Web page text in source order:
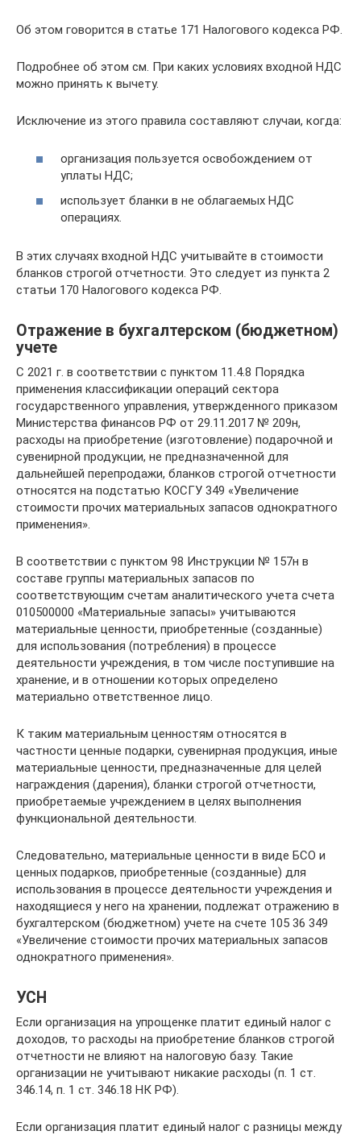
Об этом говорится в статье 171 Налогового кодекса РФ.
Подробнее об этом см. При каких условиях входной НДС
можно принять к вычету.
Исключение из этого правила составляют случаи, когда:
организация пользуется освобождением от
уплаты НДС;
использует бланки в не облагаемых НДС
операциях.
В этих случаях входной НДС учитывайте в стоимости
бланков строгой отчетности. Это следует из пункта 2
статьи 170 Налогового кодекса РФ.
Отражение в бухгалтерском (бюджетном)
учете
С 2021 г. в соответствии с пунктом 11.4.8 Порядка
применения классификации операций сектора
государственного управления, утвержденного приказом
Министерства финансов РФ от 29.11.2017 № 209н,
расходы на приобретение (изготовление) подарочной и
сувенирной продукции, не предназначенной для
дальнейшей перепродажи, бланков строгой отчетности
относятся на подстатью КОСГУ 349 «Увеличение
стоимости прочих материальных запасов однократного
применения».
В соответствии с пунктом 98 Инструкции № 157н в
составе группы материальных запасов по
соответствующим счетам аналитического учета счета
010500000 «Материальные запасы» учитываются
материальные ценности, приобретенные (созданные)
для использования (потребления) в процессе
деятельности учреждения, в том числе поступившие на
хранение, и в отношении которых определено
материально ответственное лицо.
К таким материальным ценностям относятся в
частности ценные подарки, сувенирная продукция, иные
материальные ценности, предназначенные для целей
награждения (дарения), бланки строгой отчетности,
приобретаемые учреждением в целях выполнения
функциональной деятельности.
Следовательно, материальные ценности в виде БСО и
ценных подарков, приобретенные (созданные) для
использования в процессе деятельности учреждения и
находящиеся у него на хранении, подлежат отражению в
бухгалтерском (бюджетном) учете на счете 105 36 349
«Увеличение стоимости прочих материальных запасов
однократного применения».
УСН
Если организация на упрощенке платит единый налог с
доходов, то расходы на приобретение бланков строгой
отчетности не влияют на налоговую базу. Такие
организации не учитывают никакие расходы (п. 1 ст.
346.14, п. 1 ст. 346.18 НК РФ).
Если организация платит единый налог с разницы между